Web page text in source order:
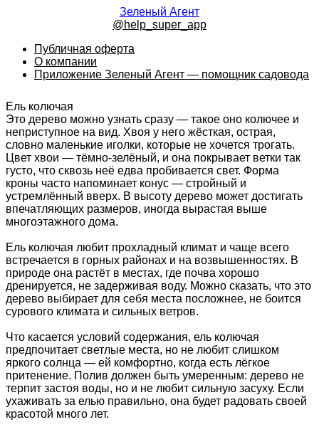
Зеленый Агент
@help_super_app
Публичная оферта
О компании
Приложение Зеленый Агент — помощник садовода
Ель колючая
Это дерево можно узнать сразу — такое оно колючее и
неприступное на вид. Хвоя у него жёсткая, острая,
словно маленькие иголки, которые не хочется трогать.
Цвет хвои — тёмно-зелёный, и она покрывает ветки так
густо, что сквозь неё едва пробивается свет. Форма
кроны часто напоминает конус — стройный и
устремлённый вверх. В высоту дерево может достигать
впечатляющих размеров, иногда вырастая выше
многоэтажного дома.
Ель колючая любит прохладный климат и чаще всего
встречается в горных районах и на возвышенностях. В
природе она растёт в местах, где почва хорошо
дренируется, не задерживая воду. Можно сказать, что это
дерево выбирает для себя места посложнее, не боится
сурового климата и сильных ветров.
Что касается условий содержания, ель колючая
предпочитает светлые места, но не любит слишком
яркого солнца — ей комфортно, когда есть лёгкое
притенение. Полив должен быть умеренным: дерево не
терпит застоя воды, но и не любит сильную засуху. Если
ухаживать за елью правильно, она будет радовать своей
красотой много лет.